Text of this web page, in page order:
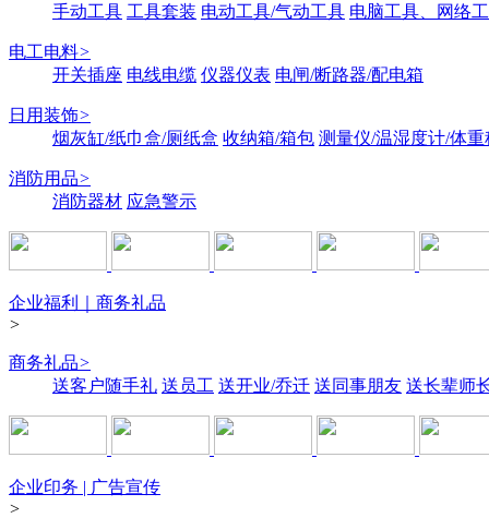
手动工具 工具套装 电动工具/气动工具 电脑工具、网络
电工电料>
开关插座 电线电缆 仪器仪表 电闸/断路器/配电箱
日用装饰>
烟灰缸/纸巾盒/厕纸盒 收纳箱/箱包 测量仪/温湿度计/体重
消防用品>
消防器材 应急警示
企业福利｜商务礼品
>
商务礼品>
送客户随手礼 送员工 送开业/乔迁 送同事朋友 送长辈师
企业印务 | 广告宣传
>